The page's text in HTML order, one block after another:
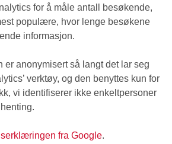
for å måle antall besøkende,
populære, hvor lenge besøkene
informasjon.
er anonymisert så langt det lar seg
verktøy, og den benyttes kun for
vi identifiserer ikke enkeltpersoner
fra Google.